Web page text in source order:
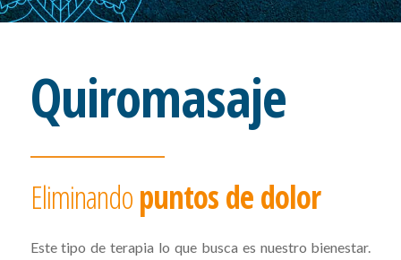
Quiromasaje
Eliminandopuntos de dolor
Este tipo de terapia lo que busca es nuestro bienestar.